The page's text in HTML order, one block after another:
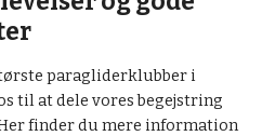
paragliderklubber i
til at dele vores begejstring
finder du mere information